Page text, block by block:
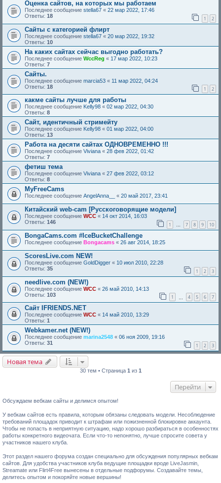
Оценка сайтов, на которых мы работаем
Последнее сообщение stella67 « 22 мар 2022, 17:46
Ответы: 18 1 2
Сайты с категорией флирт
Последнее сообщение stella67 « 20 мар 2022, 19:32
Ответы: 10
На каких сайтах сейчас выгодно работать?
Последнее сообщение WccReg « 17 мар 2022, 10:23
Ответы: 7
Сайты.
Последнее сообщение marcia53 « 11 мар 2022, 04:24
Ответы: 18 1 2
какме сайты лучше для работы
Последнее сообщение Kelly98 « 02 мар 2022, 04:30
Ответы: 8
Сайт, идентичный стримейту
Последнее сообщение Kelly98 « 01 мар 2022, 04:00
Ответы: 13
Работа на десяти сайтах ОДНОВРЕМЕННО !!!
Последнее сообщение Viviana « 28 фев 2022, 01:42
Ответы: 7
фетиш тема
Последнее сообщение Viviana « 27 фев 2022, 03:12
Ответы: 8
MyFreeCams
Последнее сообщение AngelAnna__ « 20 май 2017, 23:41
Китайский web-cam [Русскоговорящие модели]
Последнее сообщение WCC « 14 окт 2014, 16:03
Ответы: 146 1 … 7 8 9 10
BongaCams.com #IceBucketChallenge
Последнее сообщение Bongacams « 26 авг 2014, 18:25
ScoresLive.com NEW!
Последнее сообщение GoldDigger « 10 июл 2010, 22:28
Ответы: 35 1 2 3
needlive.com (NEW!)
Последнее сообщение WCC « 26 май 2010, 14:13
Ответы: 103 1 4 5 6 7
Сайт IFRIENDS.NET
Последнее сообщение WCC « 14 май 2010, 13:29
Ответы: 1
Webkamer.net (NEW!)
Последнее сообщение marina2548 « 06 ноя 2009, 19:16
Ответы: 31 1 2 3
Новая тема
30 тем • Страница 1 из 1
Перейти
Обсуждаем вебкам сайты и делимся опытом!
У вебкам сайтов есть правила, которым обязаны следовать модели. Несоблюдение
требований площадок приводит к штрафам или пожизненной блокировке аккаунта.
Чтобы не попасть в неприятную ситуацию, надо хорошо разбираться в особенностях
работы конкретного видеочата. Если что-то непонятно, лучше спросите совета у
участников нашего клуба.
Этот раздел нашего форума создан специально для обсуждения популярных вебкам
сайтов. Для удобства участников клуба ведущие площадки вроде LiveJasmin,
Streamate или Flirt4Free вынесены в отдельные подфорумы. Создавайте темы,
делитесь опытом и покоряйте новые вершины!